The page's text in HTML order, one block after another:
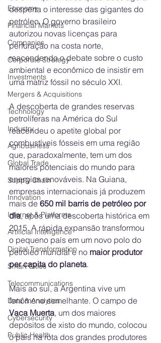
Economy
Financial Markets
Companies
Corporate Strategy
Investments
Mergers & Acquisitions
Technology
Industry
Agribusiness
Global Trade
Supply Chain
Innovation
Internet & Platforms
Artificial Intelligence
Digital Transformation
Smart Cities
Telecommunications
Data & Analytics
Cybersecurity
Public Health
desperta o interesse das gigantes do
petróleo. O governo brasileiro
autorizou novas licenças para
perfuração na costa norte,
reacendendo o debate sobre o custo
ambiental e econômico de insistir em
uma matriz fóssil no século XXI.
A descoberta de grandes reservas
petrolíferas na América do Sul
reacendeu o apetite global por
combustíveis fósseis em uma região
que, paradoxalmente, tem um dos
maiores potenciais do mundo para
energias renováveis. Na Guiana,
empresas internacionais já produzem
mais de 650 mil barris de petróleo por
dia, após uma descoberta histórica em
2015. A rápida expansão transformou
o pequeno país em um novo polo do
petróleo mundial e no maior produtor
per capita do planeta.
Mais ao sul, a Argentina vive um
fenômeno semelhante. O campo de
Vaca Muerta, um dos maiores
depósitos de xisto do mundo, colocou
o país na rota dos grandes produtores